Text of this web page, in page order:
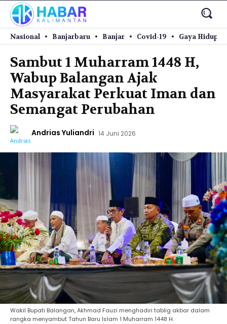
Nasional Banjarbaru Banjar Covid-19 Gaya Hidup
Sambut 1 Muharram 1448 H,
Wabup Balangan Ajak
Masyarakat Perkuat Iman dan
Semangat Perubahan
Andrias Yuliandri 14 Juni 2026
Wakil Bupati Balangan, Akhmad Fauzi menghadiri tablig akbar dalam
rangka menyambut Tahun Baru Islam 1 Muharram 1448 H.